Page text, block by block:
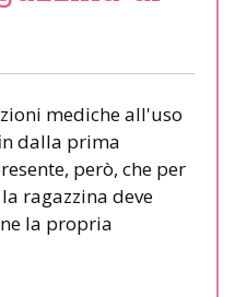
mediche all'uso
dalla prima
però, che per
ragazzina deve
la propria